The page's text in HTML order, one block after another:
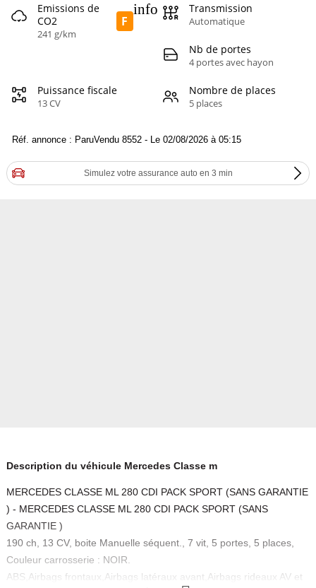
Emissions de
CO2
241 g/km
F
info Transmission
Automatique
Nb de portes
4 portes avec hayon
Puissance fiscale
13 CV
Nombre de places
5 places
Réf. annonce : ParuVendu 8552 - Le 02/08/2026 à 05:15
Simulez votre assurance auto en 3 min
Description du véhicule Mercedes Classe m
MERCEDES CLASSE ML 280 CDI PACK SPORT (SANS GARANTIE
) - MERCEDES CLASSE ML 280 CDI PACK SPORT (SANS
GARANTIE )
190 ch, 13 CV, boite Manuelle séquent., 7 vit, 5 portes, 5 places,
Couleur carrosserie : NOIR.
ABS,Airbags frontaux,Airbags latéraux avant,Airbags rideaux AV et